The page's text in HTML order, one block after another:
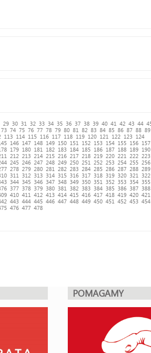
29 30 31 32 33 34 35 36 37 38 39 40 41 42 43 44
73 74 75 76 77 78 79 80 81 82 83 84 85 86 87 88 89
113 114 115 116 117 118 119 120 121 122 123
124
146 147 148 149 150 151 152 153 154 155 156 157
179 180 181 182 183 184 185 186 187 188 189 190
212 213 214 215 216 217 218 219 220 221 222
223
245 246 247 248 249 250 251 252 253 254 255
256
278 279 280 281 282 283 284 285 286 287 288 289
311 312 313 314 315 316 317 318 319 320 321
322
344 345 346 347 348 349 350 351 352 353 354 355
377 378 379 380 381 382 383 384 385 386 387 388
410 411 412 413 414 415 416 417 418 419 420 421
443 444 445 446 447 448 449 450 451 452 453 454
476 477 478
POMAGAMY